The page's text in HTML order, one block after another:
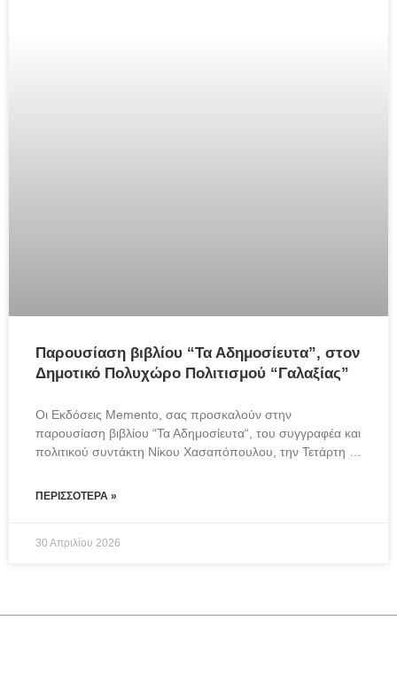
Παρουσίαση βιβλίου “Τα Αδημοσίευτα”, στον
Δημοτικό Πολυχώρο Πολιτισμού “Γαλαξίας”
Οι Εκδόσεις Memento, σας προσκαλούν στην
παρουσίαση βιβλίου “Τα Αδημοσίευτα“, του συγγραφέα και
πολιτικού συντάκτη Νίκου Χασαπόπουλου, την Τετάρτη
ΠΕΡΙΣΣΌΤΕΡΑ »
30 Απριλίου 2026